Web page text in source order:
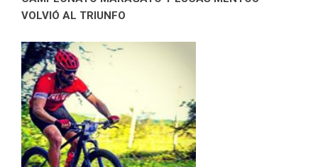
VOLVIÓ AL TRIUNFO